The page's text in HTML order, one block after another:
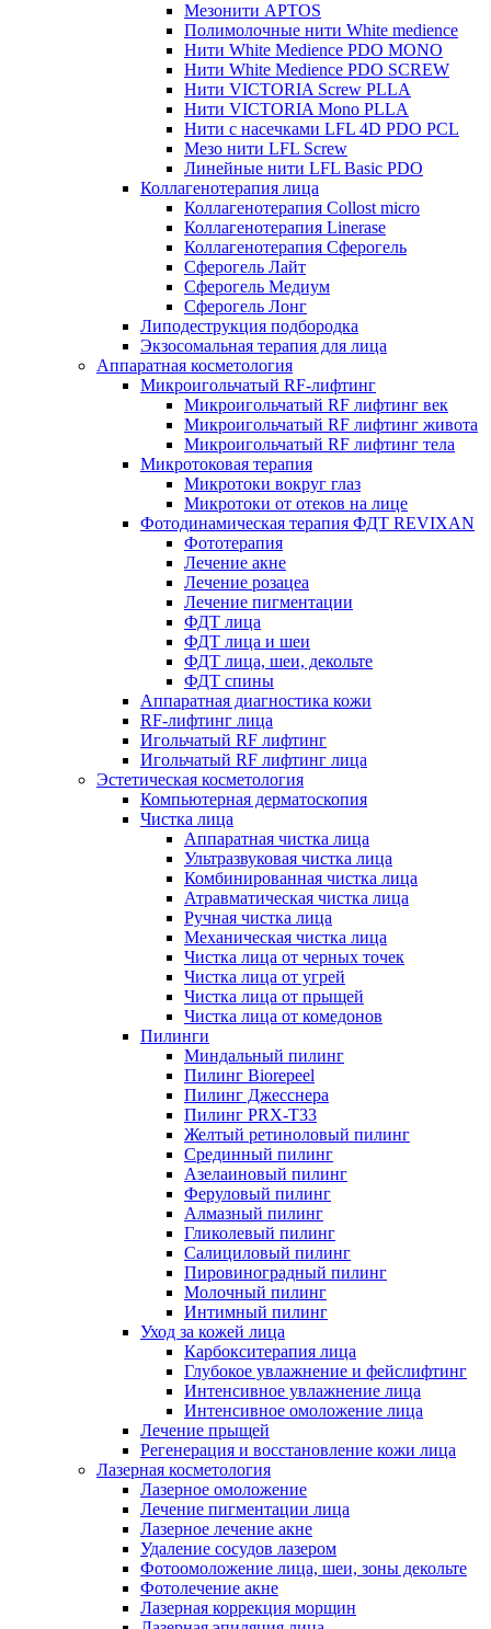
Мезонити APTOS
Полимолочные нити White medience
Нити White Medience PDO MONO
Нити White Medience PDO SCREW
Нити VICTORIA Screw PLLA
Нити VICTORIA Mono PLLA
Нити с насечками LFL 4D PDO PCL
Мезо нити LFL Screw
Линейные нити LFL Basic PDO
Коллагенотерапия лица
Коллагенотерапия Collost micro
Коллагенотерапия Linerase
Коллагенотерапия Сферогель
Сферогель Лайт
Сферогель Медиум
Сферогель Лонг
Липодеструкция подбородка
Экзосомальная терапия для лица
Аппаратная косметология
Микроигольчатый RF-лифтинг
Микроигольчатый RF лифтинг век
Микроигольчатый RF лифтинг живота
Микроигольчатый RF лифтинг тела
Микротоковая терапия
Микротоки вокруг глаз
Микротоки от отеков на лице
Фотодинамическая терапия ФДТ REVIXAN
Фототерапия
Лечение акне
Лечение розацеа
Лечение пигментации
ФДТ лица
ФДТ лица и шеи
ФДТ лица, шеи, декольте
ФДТ спины
Аппаратная диагностика кожи
RF-лифтинг лица
Игольчатый RF лифтинг
Игольчатый RF лифтинг лица
Эстетическая косметология
Компьютерная дерматоскопия
Чистка лица
Аппаратная чистка лица
Ультразвуковая чистка лица
Комбинированная чистка лица
Атравматическая чистка лица
Ручная чистка лица
Механическая чистка лица
Чистка лица от черных точек
Чистка лица от угрей
Чистка лица от прыщей
Чистка лица от комедонов
Пилинги
Миндальный пилинг
Пилинг Biorepeel
Пилинг Джесснера
Пилинг PRX-T33
Желтый ретиноловый пилинг
Срединный пилинг
Азелаиновый пилинг
Феруловый пилинг
Алмазный пилинг
Гликолевый пилинг
Салициловый пилинг
Пировиноградный пилинг
Молочный пилинг
Интимный пилинг
Уход за кожей лица
Карбокситерапия лица
Глубокое увлажнение и фейслифтинг
Интенсивное увлажнение лица
Интенсивное омоложение лица
Лечение прыщей
Регенерация и восстановление кожи лица
Лазерная косметология
Лазерное омоложение
Лечение пигментации лица
Лазерное лечение акне
Удаление сосудов лазером
Фотоомоложение лица, шеи, зоны декольте
Фотолечение акне
Лазерная коррекция морщин